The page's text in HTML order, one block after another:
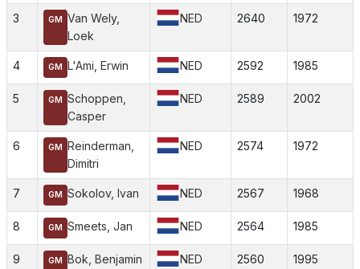
3 GM Van Wely,
Loek
NED 2640 1972
4 GM L'Ami, Erwin NED 2592 1985
5 GM Schoppen,
Casper
NED 2589 2002
6 GM Reinderman,
Dimitri
NED 2574 1972
7 GM Sokolov, Ivan NED 2567 1968
8 GM Smeets, Jan NED 2564 1985
9 GM Bok, Benjamin NED 2560 1995